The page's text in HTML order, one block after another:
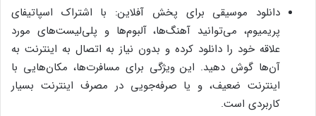
دانلود موسیقی برای پخش آفلاین: با اشتراک اسپاتیفای
پریمیوم، می‌توانید آهنگ‌ها، آلبوم‌ها و پلی‌لیست‌های مورد
علاقه خود را دانلود کرده و بدون نیاز به اتصال به اینترنت به
آن‌ها گوش دهید. این ویژگی برای مسافرت‌ها، مکان‌هایی با
اینترنت ضعیف، و یا صرفه‌جویی در مصرف اینترنت بسیار
کاربردی است.